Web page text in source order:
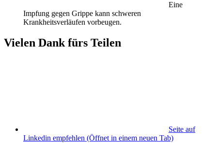
Eine
Impfung gegen Grippe kann schweren
Krankheitsverläufen vorbeugen.
Vielen Dank fürs Teilen
Seite auf
Linkedin empfehlen (Öffnet in einem neuen Tab)